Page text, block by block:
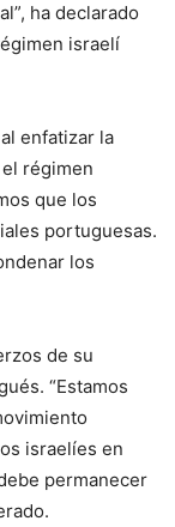
ha declarado
israelí
enfatizar la
régimen
que los
portuguesas.
los
de su
“Estamos
israelíes en
permanecer